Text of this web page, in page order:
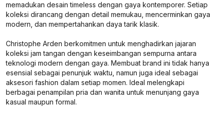
memadukan desain timeless dengan gaya kontemporer. Setiap
koleksi dirancang dengan detail memukau, mencerminkan gaya
modern, dan mempertahankan daya tarik klasik.
Christophe Arden berkomitmen untuk menghadirkan jajaran
koleksi jam tangan dengan keseimbangan sempurna antara
teknologi modern dengan gaya. Membuat brand ini tidak hanya
esensial sebagai penunjuk waktu, namun juga ideal sebagai
aksesori fashion dalam setiap momen. Ideal melengkapi
berbagai penampilan pria dan wanita untuk menunjang gaya
kasual maupun formal.